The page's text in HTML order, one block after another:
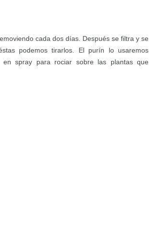
cada dos días. Después se filtra y se
podemos tirarlos. El purín lo usaremos
spray para rociar sobre las plantas que